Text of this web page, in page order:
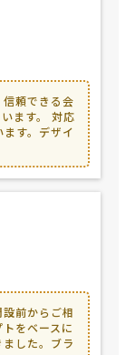
頼できる会
ます。 対応
す。デザイ
前からご相
をベースに
した。ブラ